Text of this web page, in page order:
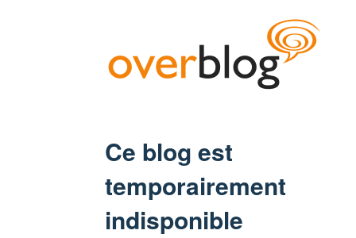
Ce blog est
temporairement
indisponible